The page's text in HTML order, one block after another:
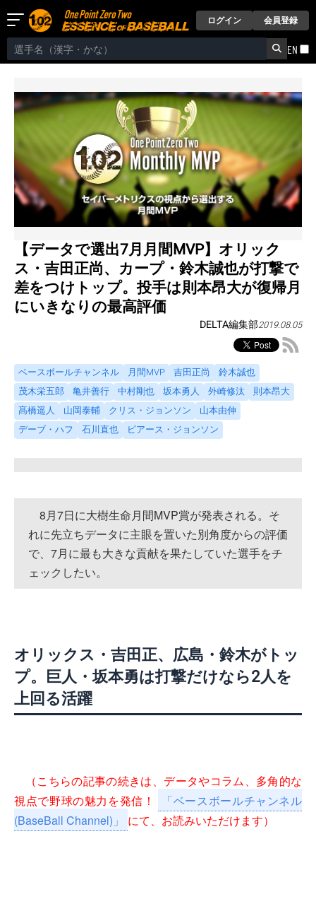
ログイン 会員登録
EN
【データで選出7月月間MVP】オリック
ス・吉田正尚、カープ・鈴木誠也が打撃で
差をつけトップ。投手は則本昂大が復帰月
にいきなりの最高評価
DELTA編集部2019.08.05
ベースボールチャンネル 月間MVP 吉田正尚
鈴木誠也
茂木栄五郎
亀井善行 中村剛也 坂本勇人 外崎修汰
則本昂大
髙橋遥人
山岡泰輔 クリス・ジョンソン
山本由伸
デーブ・ハフ
石川直也 ピアース・ジョンソン
8月7日に大樹生命月間MVP賞が発表される。そ
れに先立ちデータに主眼を置いた別角度からの評価
で、7月に最も大きな貢献を果たしていた選手をチ
ェックしたい。
オリックス・吉田正、広島・鈴木がトッ
プ。巨人・坂本勇は打撃だけなら2人を
上回る活躍
（こちらの記事の続きは、データやコラム、多角的な
視点で野球の魅力を発信！
「ベースボールチャンネル
(BaseBall Channel)」
にて、お読みいただけます）